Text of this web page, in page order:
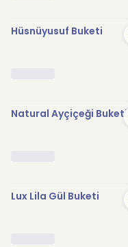
Hüsnüyusuf Buketi
Natural Ayçiçeği Buketi
Lux Lila Gül Buketi